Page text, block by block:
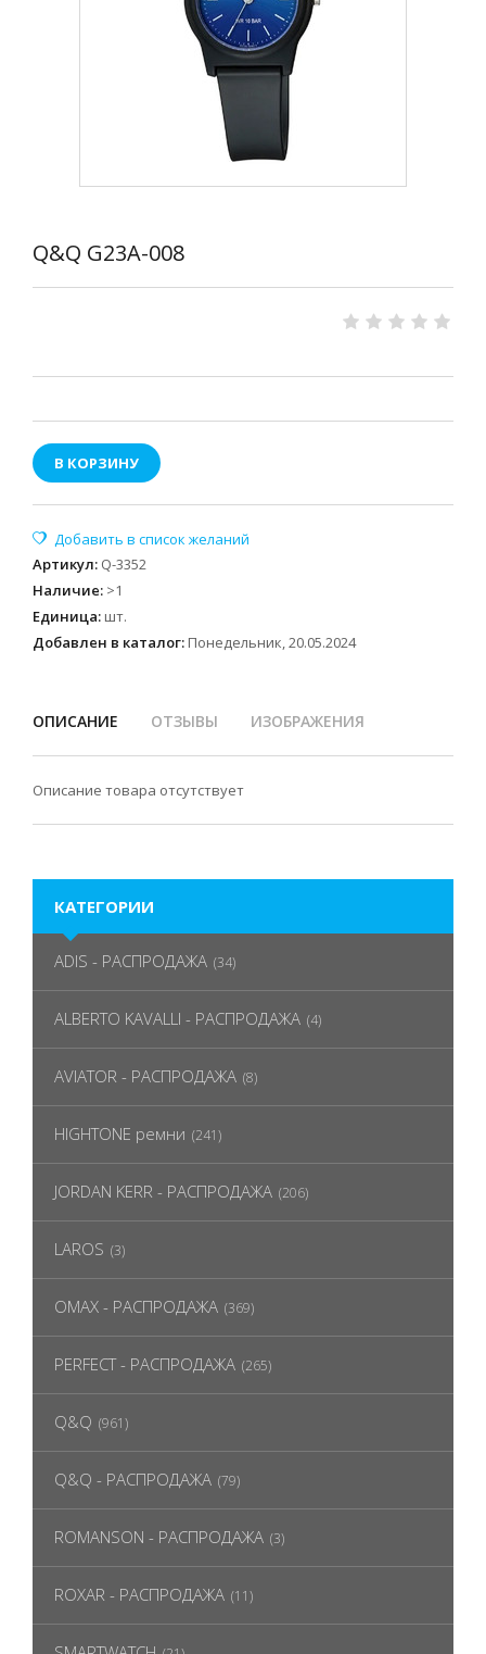
Q&Q G23A-008
В КОРЗИНУ
Артикул: Q-3352
Наличие: >1
Единица: шт.
Добавлен в каталог: Понедельник, 20.05.2024
ОПИСАНИЕ ОТЗЫВЫ ИЗОБРАЖЕНИЯ
Описание товара отсутствует
КАТЕГОРИИ
ADIS - РАСПРОДАЖА (34)
ALBERTO KAVALLI - РАСПРОДАЖА (4)
AVIATOR - РАСПРОДАЖА (8)
HIGHTONE ремни (241)
JORDAN KERR - РАСПРОДАЖА (206)
LAROS (3)
OMAX - РАСПРОДАЖА (369)
PERFECT - РАСПРОДАЖА (265)
Q&Q (961)
Q&Q - РАСПРОДАЖА (79)
ROMANSON - РАСПРОДАЖА (3)
ROXAR - РАСПРОДАЖА (11)